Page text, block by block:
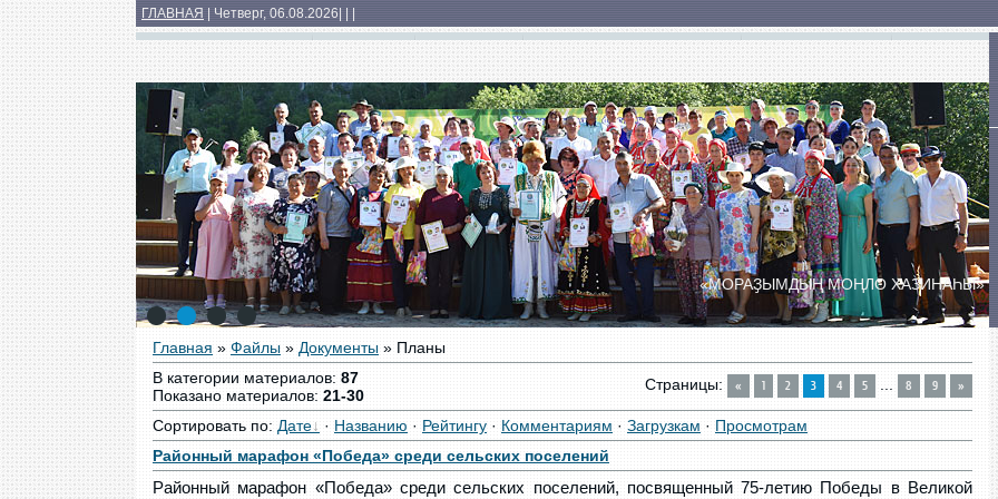
ГЛАВНАЯ | Четверг, 06.08.2026
Медиатека
«МОРАҘЫМДЫҢ МОҢЛО ХАЗИНАҺЫ»
«БӘЙЕМБӘТ УЙЫНДАРЫ»
ПРАЗДНИК ДУХОВОЙ МУЗЫКИ
1 2 3
4
Главная » Файлы » Документы » Планы
В категории материалов: 87
Показано материалов: 21-30
Страницы: « 1 2 3 4 5 8 9 »
Сортировать по: Дате · Названию · Рейтингу · Комментариям · Загрузкам · Просмотрам
Районный марафон «Победа» среди сельских поселений
Районный марафон «Победа» среди сельских поселений, посвященный 75-летию Победы в Великой